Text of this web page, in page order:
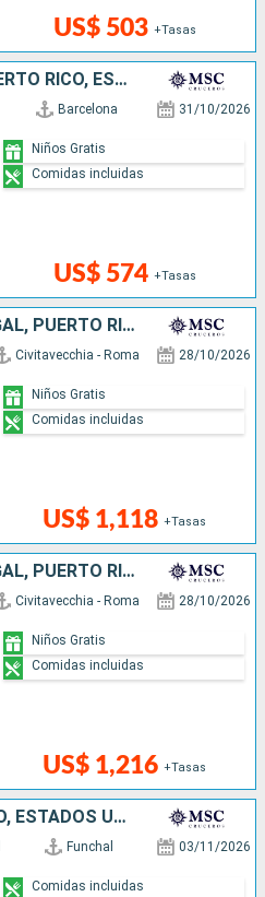
US$ 503 +Tasas
ESPAÑA, PORTUGAL, PUERTO RICO, ESTADOS UNIDOS
Barcelona 31/10/2026
US$ 574 +Tasas
Niños Gratis
Comidas incluidas
ITALIA, ESPAÑA, PORTUGAL, PUERTO RICO, ESTADOS UNIDOS
Civitavecchia - Roma 28/10/2026
US$ 1,118 +Tasas
Niños Gratis
Comidas incluidas
ITALIA, ESPAÑA, PORTUGAL, PUERTO RICO, ESTADOS UNIDOS
Civitavecchia - Roma 28/10/2026
US$ 1,216 +Tasas
Niños Gratis
Comidas incluidas
PORTUGAL, PUERTO RICO, ESTADOS UNIDOS
Funchal 03/11/2026
Comidas incluidas